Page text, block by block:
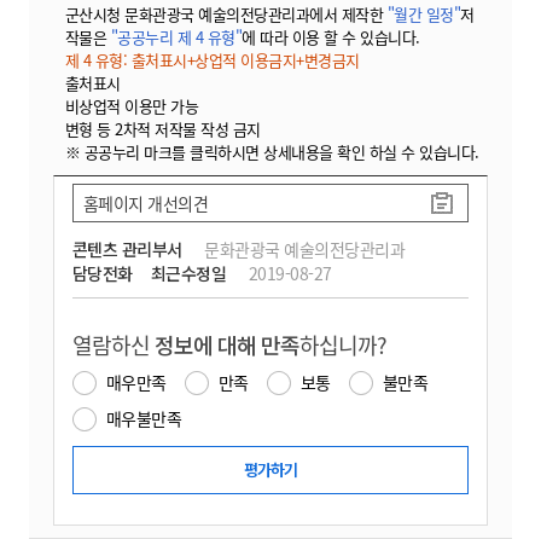
군산시청 문화관광국 예술의전당관리과에서 제작한 "월간 일정"저
작물은 "공공누리 제 4 유형"에 따라 이용 할 수 있습니다.
제 4 유형: 출처표시+상업적 이용금지+변경금지
출처표시
비상업적 이용만 가능
변형 등 2차적 저작물 작성 금지
※ 공공누리 마크를 클릭하시면 상세내용을 확인 하실 수 있습니다.
콘텐츠 관리부서
문화관광국 예술의전당관리과
담당전화
최근수정일 2019-08-27
홈페이지 개선의견
열람하신 정보에 대해 만족하십니까?
매우만족 만족 보통
불만족
매우불만족